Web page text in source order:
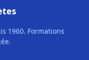
1960. Formations